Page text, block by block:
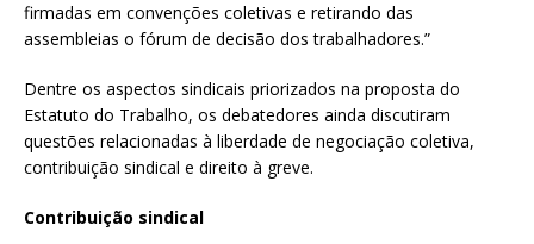
firmadas em convenções coletivas e retirando das
assembleias o fórum de decisão dos trabalhadores.”
Dentre os aspectos sindicais priorizados na proposta do
Estatuto do Trabalho, os debatedores ainda discutiram
questões relacionadas à liberdade de negociação coletiva,
contribuição sindical e direito à greve.
Contribuição sindical